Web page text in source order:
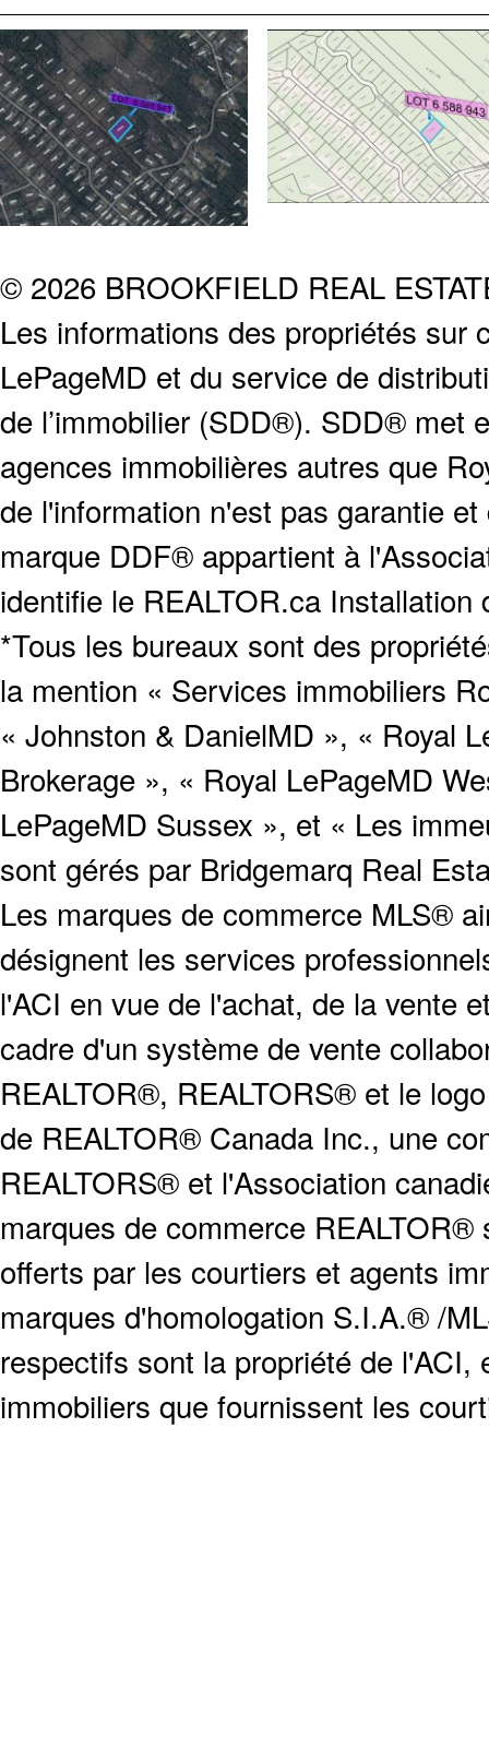
© 2026 BROOKFIELD REAL
Les informations des propriétés sur
LePageMD et du service de
de l’immobilier (SDD®). SDD® met
agences immobilières autres que
de l'information n'est pas garantie
marque DDF® appartient à
identifie le REALTOR.ca
*Tous les bureaux sont des
la mention « Services immobiliers
« Johnston & DanielMD », « Royal
Brokerage », « Royal LePageMD
LePageMD Sussex », et « Les
sont gérés par Bridgemarq Real
Les marques de commerce MLS®
désignent les services
l'ACI en vue de l'achat, de la vente
cadre d'un système de vente
REALTOR®, REALTORS® et le
de REALTOR® Canada Inc., une
REALTORS® et l'Association
marques de commerce
offerts par les courtiers et agents
marques d'homologation S.I.A.® /
respectifs sont la propriété de
immobiliers que fournissent les